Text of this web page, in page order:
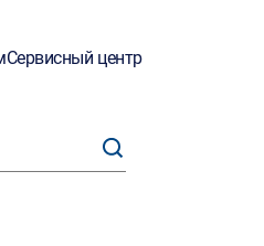
Сервисный центр